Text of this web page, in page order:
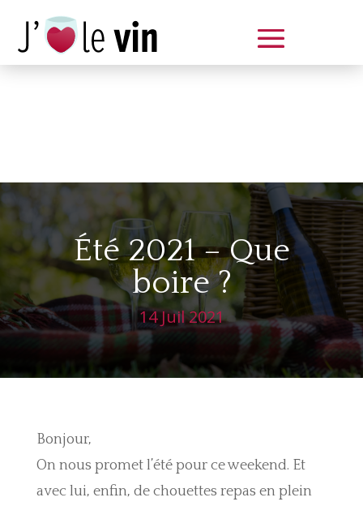
Été 2021 – Que
boire ?
14 Juil 2021
Bonjour,
On nous promet l’été pour ce weekend. Et
avec lui, enfin, de chouettes repas en plein